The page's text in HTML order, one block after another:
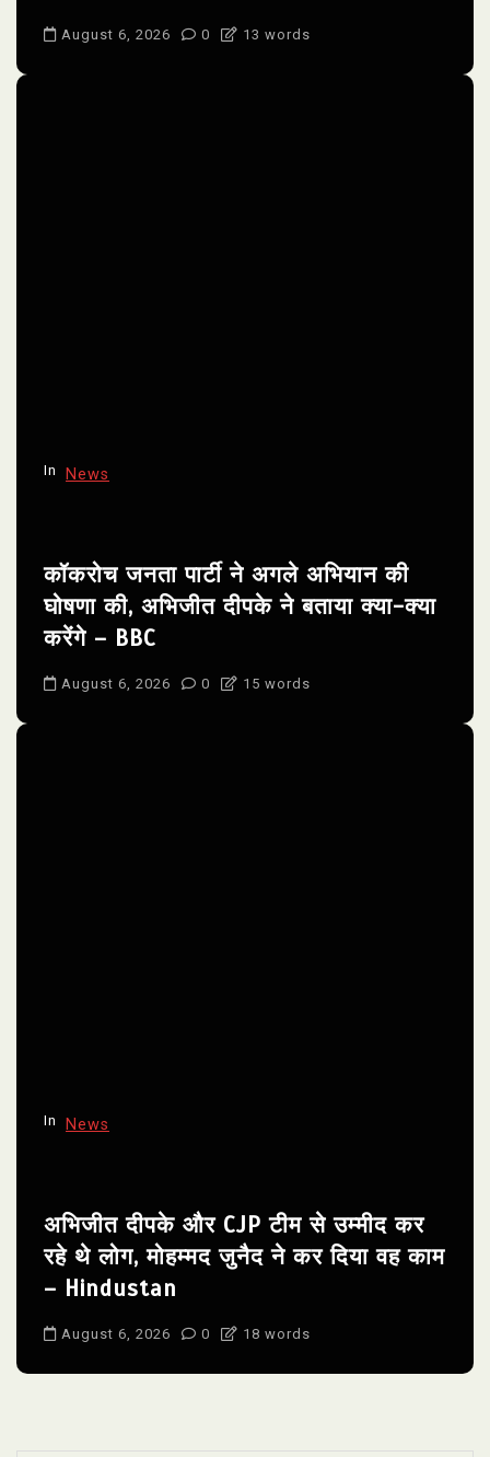
August 6, 2026 0 13 words
In News
कॉकरोच जनता पार्टी ने अगले अभियान की
घोषणा की, अभिजीत दीपके ने बताया क्या-क्या
करेंगे – BBC
August 6, 2026 0 15 words
In News
अभिजीत दीपके और CJP टीम से उम्मीद कर
रहे थे लोग, मोहम्मद जुनैद ने कर दिया वह काम
– Hindustan
August 6, 2026 0 18 words